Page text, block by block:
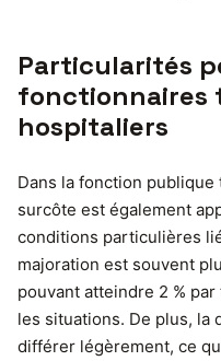
Particularités
fonctionnaires
hospitaliers
Dans la fonction
surcôte est également
conditions particulières
majoration est souvent
pouvant atteindre 2 %
les situations. De plus, la
différer légèrement, ce